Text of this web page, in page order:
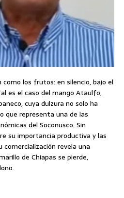
los frutos: en silencio, bajo el
es el caso del mango Ataulfo,
cuya dulzura no solo ha
que representa una de las
del Soconusco. Sin
su importancia productiva y las
comercialización revela una
de Chiapas se pierde,